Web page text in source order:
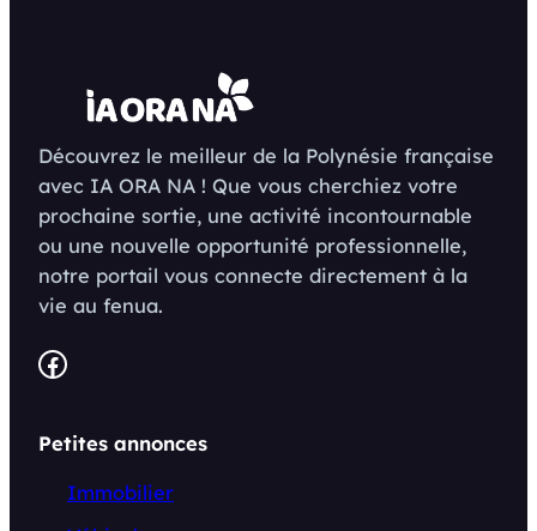
Découvrez le meilleur de la Polynésie française
avec IA ORA NA ! Que vous cherchiez votre
prochaine sortie, une activité incontournable
ou une nouvelle opportunité professionnelle,
notre portail vous connecte directement à la
vie au fenua.
Facebook
Petites annonces
Immobilier